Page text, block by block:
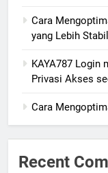
Cara
yang Lebih Stabil
KAYA787 Login
Privasi Akses
Cara
Recent